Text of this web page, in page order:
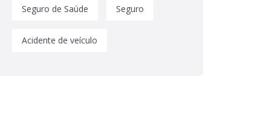
Seguro de Saúde Seguro
Acidente de veículo